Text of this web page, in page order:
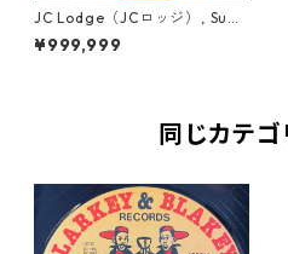
JC Lodge（JCロッジ）, Suga
r Minott（シュガーマイノッ
ト） - Since You Came Into
¥999,999
同じカテ